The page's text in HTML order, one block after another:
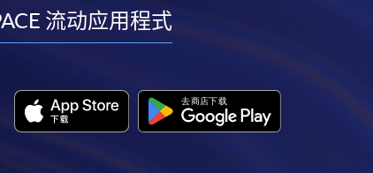
youtube
linkedininstagram
流动应用程式